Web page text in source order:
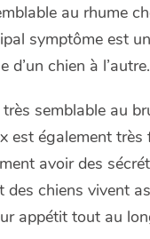
au rhume
symptôme est
chien à l’autre.
semblable au
est également
avoir des
chiens vivent
appétit tout au